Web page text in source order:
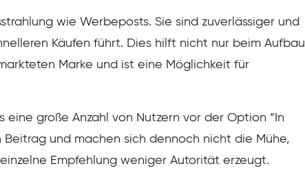
wie Werbeposts. Sie sind zuverlässiger und
Käufen führt. Dies hilft nicht nur beim Aufbau
Marke und ist eine Möglichkeit für
große Anzahl von Nutzern vor der Option “In
Beitrag und machen sich dennoch nicht die Mühe,
Empfehlung weniger Autorität erzeugt.